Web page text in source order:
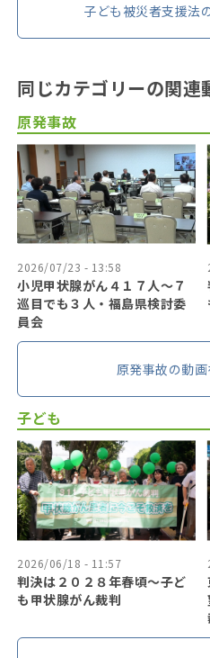
子ども被災者支援法
同じカテゴリーの関連
原発事故
2026/07/23 - 13:58
小児甲状腺がん４１７人〜７
巡目でも３人・福島県検討委
員会
原発事故の動
子ども
2026/06/18 - 11:57
判決は２０２８年春頃〜子ど
も甲状腺がん裁判